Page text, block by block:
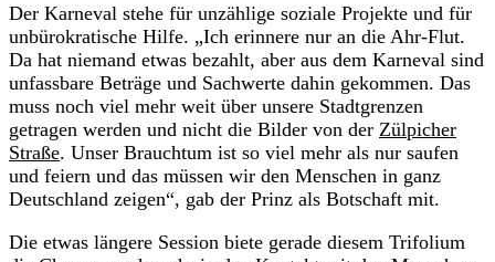
Der Karneval stehe für unzählige soziale Projekte und für
unbürokratische Hilfe. „Ich erinnere nur an die Ahr-Flut.
Da hat niemand etwas bezahlt, aber aus dem Karneval sind
unfassbare Beträge und Sachwerte dahin gekommen. Das
muss noch viel mehr weit über unsere Stadtgrenzen
getragen werden und nicht die Bilder von der Zülpicher
Straße. Unser Brauchtum ist so viel mehr als nur saufen
und feiern und das müssen wir den Menschen in ganz
Deutschland zeigen“, gab der Prinz als Botschaft mit.
Die etwas längere Session biete gerade diesem Trifolium